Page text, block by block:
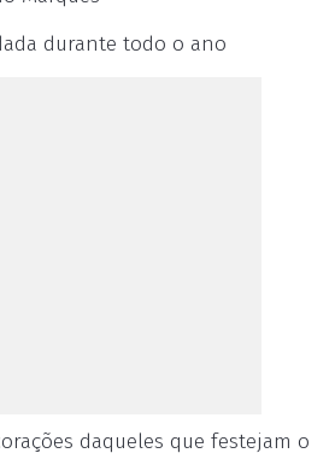
durante todo o ano
daqueles que festejam o